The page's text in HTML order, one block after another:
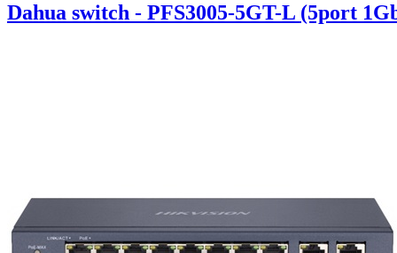
Dahua switch - PFS3005-5GT-L (5port